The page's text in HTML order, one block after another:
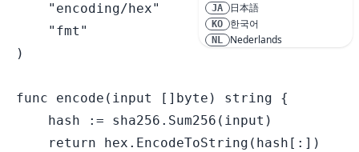
JA 日本語
KO 한국어
NL Nederlands
RU Русский
SV Svenska
TH ภาษาไทย
    "encoding/hex"
    "fmt"
)
func encode(input []byte) string {
    hash := sha256.Sum256(input)
    return hex.EncodeToString(hash[:])